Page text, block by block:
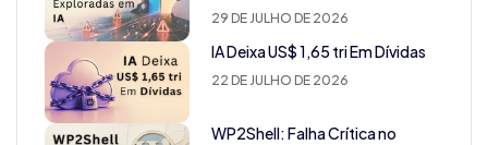
29 DE JULHO DE 2026
IA Deixa US$ 1,65 tri Em Dívidas
22 DE JULHO DE 2026
WP2Shell: Falha Crítica no